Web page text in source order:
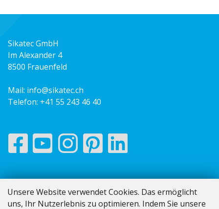
Sikatec GmbH
Im Alexander 4
8500 Frauenfeld
Mail: info@sikatec.ch
Telefon: +41 55 243 46 40
Impressum
AGB
Unsere Website verwendet Cookies. Das ermöglicht
uns, Ihr Nutzerlebnis zu optimieren. Indem Sie unsere